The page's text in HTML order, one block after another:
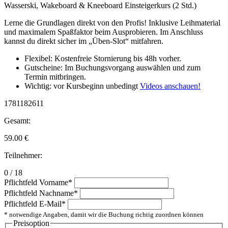
Wasserski, Wakeboard & Kneeboard Einsteigerkurs (2 Std.)
Lerne die Grundlagen direkt von den Profis! Inklusive Leihmaterial
und maximalem Spaßfaktor beim Ausprobieren. Im Anschluss
kannst du direkt sicher im „Üben-Slot“ mitfahren.
Flexibel: Kostenfreie Stornierung bis 48h vorher.
Gutscheine: Im Buchungsvorgang auswählen und zum
Termin mitbringen.
Wichtig: vor Kursbeginn unbedingt Videos anschauen!
1781182611
Gesamt:
59.00 €
Teilnehmer:
0 / 18
Pflichtfeld Vorname*
Pflichtfeld Nachname*
Pflichtfeld E-Mail*
* notwendige Angaben, damit wir die Buchung richtig zuordnen können
Preisoption